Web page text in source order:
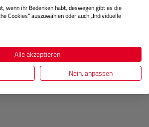
(USB-C) Ziffernblock, Touch ID,
wenn ihr Bedenken habt, deswegen gibt es die
Cookies“ auszuwählen oder auch „Individuelle
Alle akzeptieren
Nein, anpassen